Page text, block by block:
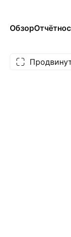
Обзор